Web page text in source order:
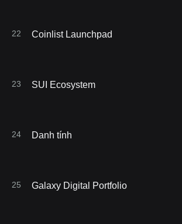
22 Coinlist Launchpad
23 SUI Ecosystem
24 Danh tính
25 Galaxy Digital Portfolio